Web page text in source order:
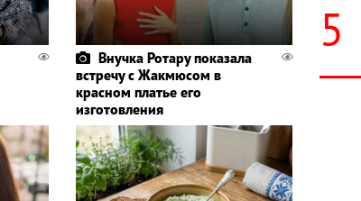
Внучка Ротару показала
встречу с Жакмюсом в
красном платье его
изготовления